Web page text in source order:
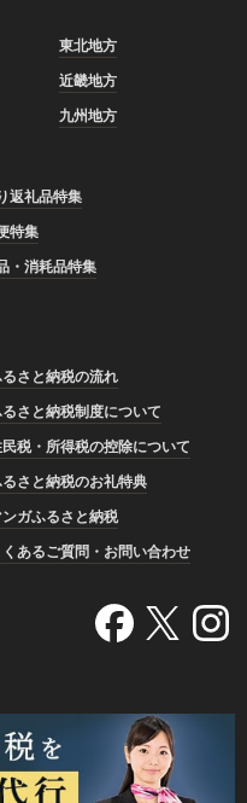
東北地方
近畿地方
九州地方
返礼品特集
特集
・消耗品特集
さと納税の流れ
さと納税制度について
税・所得税の控除について
さと納税のお礼特典
ンガふるさと納税
くあるご質問・お問い合わせ